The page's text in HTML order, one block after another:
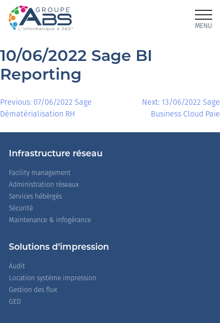
MENU
10/06/2022 Sage BI
Reporting
Previous: 07/06/2022 Sage
Dématérialisation RH
Next: 13/06/2022 Sage
Business Cloud Paie
Infrastructure réseau
Facility management
Administration réseaux
Services hébérgés
Sécurité
Maintenance & infogérance
Solutions d’impression
Audit
Location système impression
Gestion des flux
GED